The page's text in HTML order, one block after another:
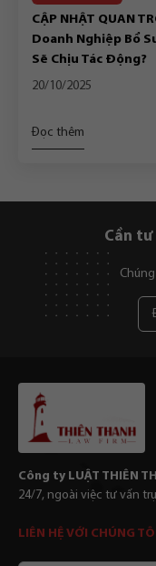
CẬP NHẬT QUAN
Doanh Nghiệp Bổ
Sẽ Chịu Tác Động?
20/10/2025
Đọc thêm
Cần
Công ty LUẬT THIÊN
24/7, ngoài việc tư vấn
LIÊN HỆ VỚI CHÚNG TÔI